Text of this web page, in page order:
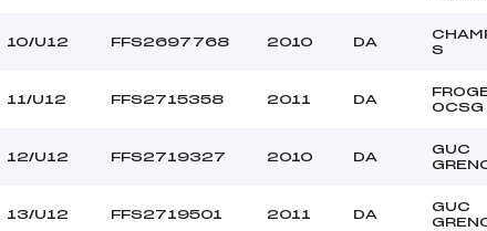
10/U12 FFS2697768 2010 DA
S
11/U12 FFS2715358 2011 DA
OCSG
12/U12 FFS2719327 2010 DA
GUC
13/U12 FFS2719501 2011 DA
GUC